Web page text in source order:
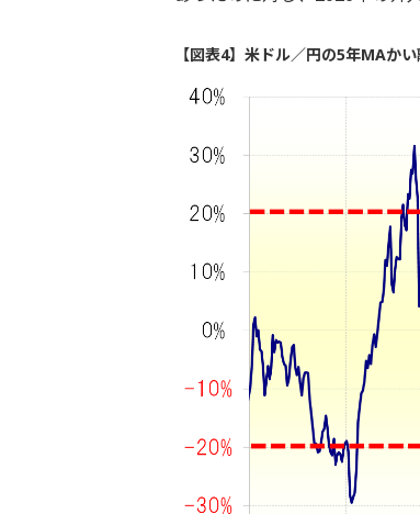
【図表4】米ドル／円の5年MAか